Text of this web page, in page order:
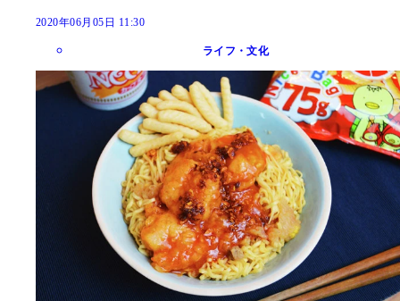
2020年06月05日 11:30
ライフ・文化